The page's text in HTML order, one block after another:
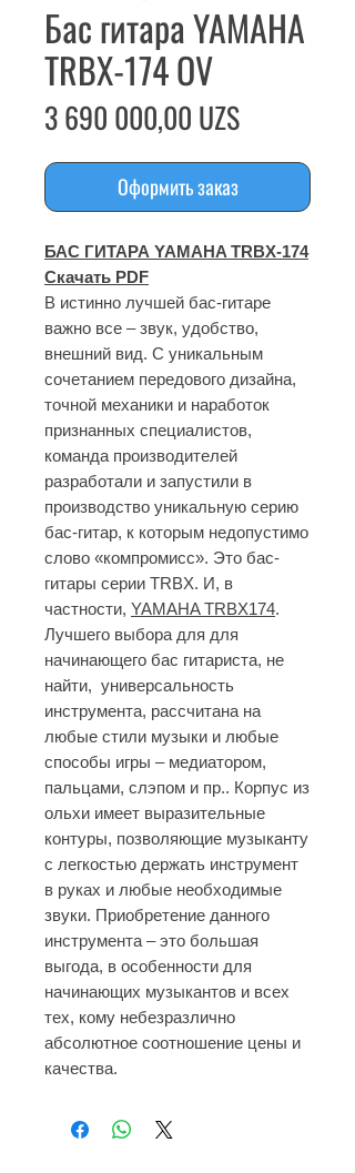
Бас гитара YAMAHA
TRBX-174 OV
3 690 000,00 UZSЦена
Оформить заказ
БАС ГИТАРА YAMAHA TRBX-174
Скачать PDF
В истинно лучшей бас-гитаре
важно все – звук, удобство,
внешний вид. С уникальным
сочетанием передового дизайна,
точной механики и наработок
признанных специалистов,
команда производителей
разработали и запустили в
производство уникальную серию
бас-гитар, к которым недопустимо
слово «компромисс». Это бас-
гитары серии TRBX. И, в
частности, YAMAHA TRBX174.
Лучшего выбора для для
начинающего бас гитариста, не
найти, универсальность
инструмента, рассчитана на
любые стили музыки и любые
способы игры – медиатором,
пальцами, слэпом и пр.. Корпус из
ольхи имеет выразительные
контуры, позволяющие музыканту
с легкостью держать инструмент
в руках и любые необходимые
звуки. Приобретение данного
инструмента – это большая
выгода, в особенности для
начинающих музыкантов и всех
тех, кому небезразлично
абсолютное соотношение цены и
качества.